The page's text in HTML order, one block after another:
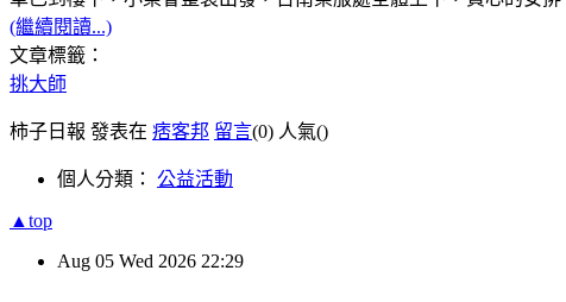
(繼續閱讀...)
文章標籤：
挑大師
柿子日報 發表在 痞客邦 留言(0) 人氣()
個人分類： 公益活動
▲top
Aug 05 Wed 2026 22:29